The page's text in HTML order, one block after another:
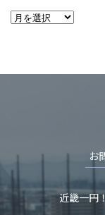
お
近畿一円